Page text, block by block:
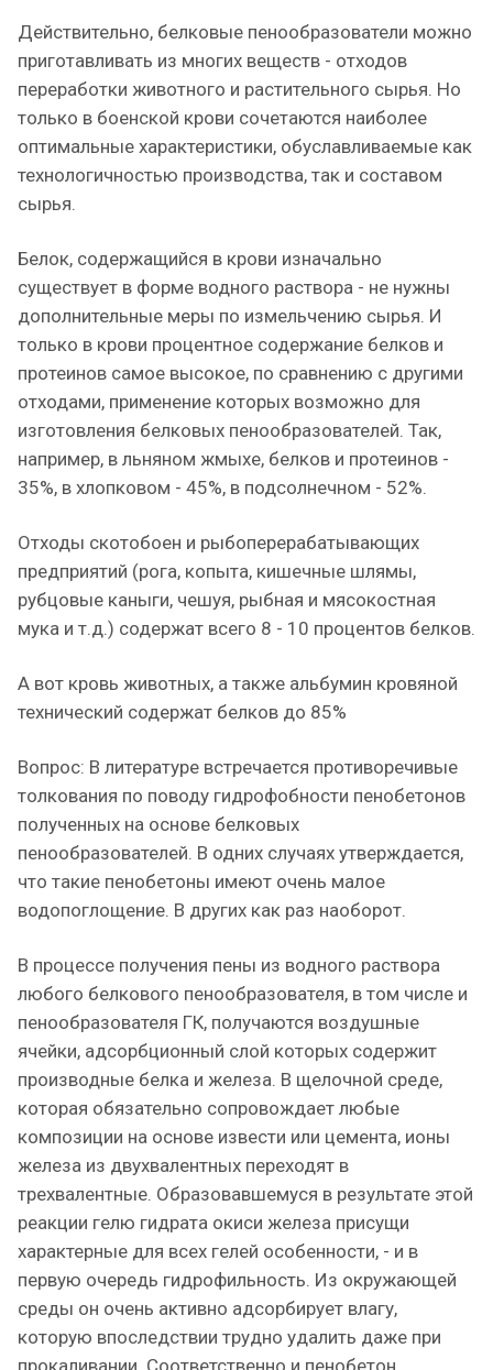
Действительно, белковые пенообразователи можно
приготавливать из многих веществ - отходов
переработки животного и растительного сырья. Но
только в боенской крови сочетаются наиболее
оптимальные характеристики, обуславливаемые как
технологичностью производства, так и составом
сырья.
Белок, содержащийся в крови изначально
существует в форме водного раствора - не нужны
дополнительные меры по измельчению сырья. И
только в крови процентное содержание белков и
протеинов самое высокое, по сравнению с другими
отходами, применение которых возможно для
изготовления белковых пенообразователей. Так,
например, в льняном жмыхе, белков и протеинов -
35%, в хлопковом - 45%, в подсолнечном - 52%.
Отходы скотобоен и рыбоперерабатывающих
предприятий (рога, копыта, кишечные шлямы,
рубцовые каныги, чешуя, рыбная и мясокостная
мука и т.д.) содержат всего 8 - 10 процентов белков.
А вот кровь животных, а также альбумин кровяной
технический содержат белков до 85%
Вопрос: В литературе встречается противоречивые
толкования по поводу гидрофобности пенобетонов
полученных на основе белковых
пенообразователей. В одних случаях утверждается,
что такие пенобетоны имеют очень малое
водопоглощение. В других как раз наоборот.
В процессе получения пены из водного раствора
любого белкового пенообразователя, в том числе и
пенообразователя ГК, получаются воздушные
ячейки, адсорбционный слой которых содержит
производные белка и железа. В щелочной среде,
которая обязательно сопровождает любые
композиции на основе извести или цемента, ионы
железа из двухвалентных переходят в
трехвалентные. Образовавшемуся в результате этой
реакции гелю гидрата окиси железа присущи
характерные для всех гелей особенности, - и в
первую очередь гидрофильность. Из окружающей
среды он очень активно адсорбирует влагу,
которую впоследствии трудно удалить даже при
прокаливании. Соответственно и пенобетон,